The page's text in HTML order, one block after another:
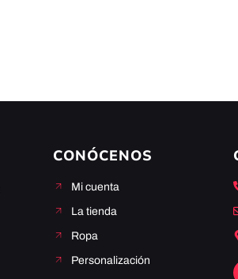
CONÓCENOS
Mi cuenta
La tienda
Ropa
Personalización